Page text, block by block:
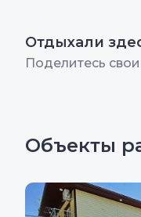
Отдыхали
Поделитесь
Объекты